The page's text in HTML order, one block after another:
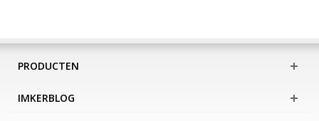
PRODUCTEN
IMKERBLOG